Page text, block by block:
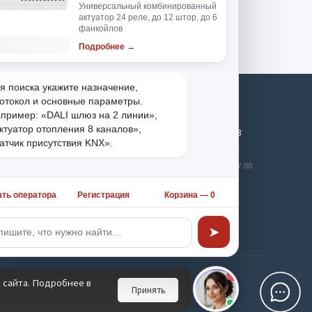
Подробнее в
Принять
Меню
Контакты
+7 495 983 08 13
Обратный звонок
Будни, с 9:30 до 17.00
Универсальный комбинированный
актуатор 24 реле, до 12 штор, до 6
фанкойлов
Подробнее →
поиска укажите назначение,
и основные параметры.
«DALI шлюз на 2 линии»,
отопления 8 каналов»,
присутствия KNX».
оператора Регистрация Корзина — 0
➤